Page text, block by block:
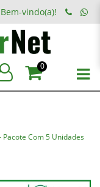
Bem-vindo(a)!
0
Com 5 Unidades